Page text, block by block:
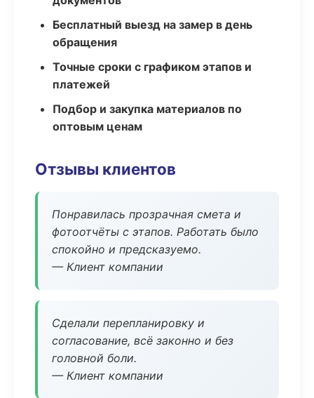
Бесплатный выезд на замер в день
обращения
Точные сроки с графиком этапов и
платежей
Подбор и закупка материалов по
оптовым ценам
Отзывы клиентов
Понравилась прозрачная смета и
фотоотчёты с этапов. Работать было
спокойно и предсказуемо.
— Клиент компании
Сделали перепланировку и
согласование, всё законно и без
головной боли.
— Клиент компании